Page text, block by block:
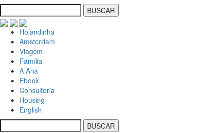
Holandinha
Amsterdam
Viagem
Família
A Ana
Ebook
Consultoria
Housing
English